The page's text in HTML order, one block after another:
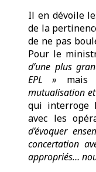
Il en dévoile
de la
de ne pas
Pour le
d’une plus
EPL » mais
mutualisation
qui interroge
avec les
d’évoquer
concertation
appropriés…